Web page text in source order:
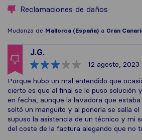
Reclamaciones de daños
Mudanza de Mallorca (España) a Gran
J.G.
12 agosto, 2023
Porque hubo un mal entendido que
cierto es que al final se le puso solución
en fecha, aunque la lavadora que
soltó un manguito y al ponerla se salía el
supuso la asistencia de un técnico y mi
del coste de la factura alegando que no